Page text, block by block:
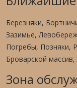
Березняки,
Зазимье,
Погребы, Позняки,
Броварской
Зона